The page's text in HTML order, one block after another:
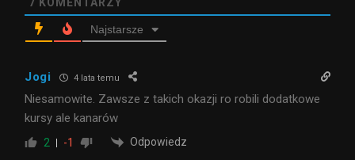
Najstarsze
Jogi 4 lata temu
Niesamowite. Zawsze z takich okazji ro robili dodatkowe
kursy ale kanarów
2 -1 Odpowiedz